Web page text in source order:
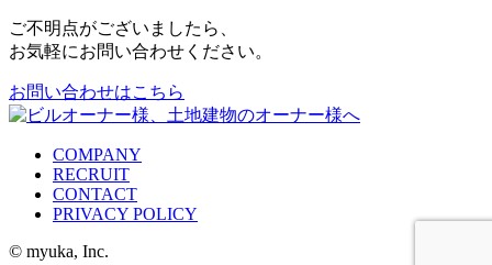
ご不明点がございましたら、
お気軽にお問い合わせください。
お問い合わせはこちら
COMPANY
RECRUIT
CONTACT
PRIVACY POLICY
© myuka, Inc.